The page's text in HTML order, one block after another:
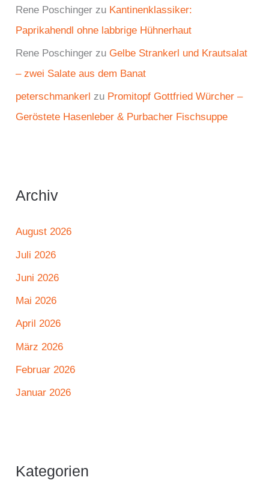
Rene Poschinger zu Kantinenklassiker:
Paprikahendl ohne labbrige Hühnerhaut
Rene Poschinger zuGelbe Strankerl und Krautsalat
– zwei Salate aus dem Banat
peterschmankerl zu Promitopf Gottfried Würcher –
Geröstete Hasenleber & Purbacher Fischsuppe
Archiv
August 2026
Juli 2026
Juni 2026
Mai 2026
April 2026
März 2026
Februar 2026
Januar 2026
Kategorien